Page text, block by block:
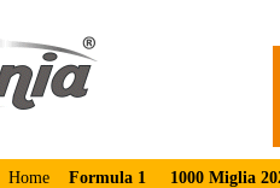
Home Formula 1 1000 Miglia